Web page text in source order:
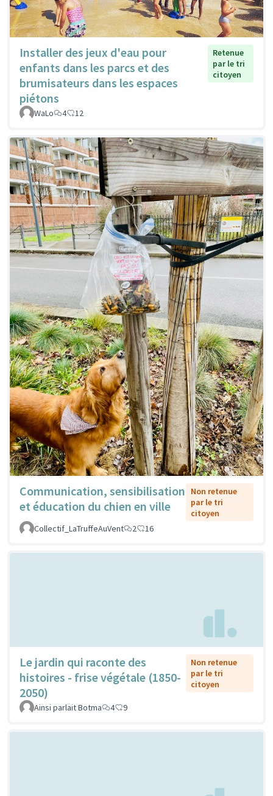
Installer des jeux d'eau pour
enfants dans les parcs et des
brumisateurs dans les espaces
piétons
Retenue
par le tri
citoyen
WaLo 4 12
Communication, sensibilisation
et éducation du chien en ville
Non retenue
par le tri
citoyen
Collectif_LaTruffeAuVent
2 16
Le jardin qui raconte des
histoires - frise végétale (1850-
2050)
Non retenue
par le tri
citoyen
Ainsi parlait Botma 4 9